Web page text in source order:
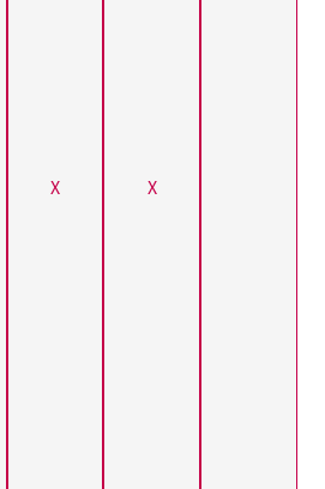
X X